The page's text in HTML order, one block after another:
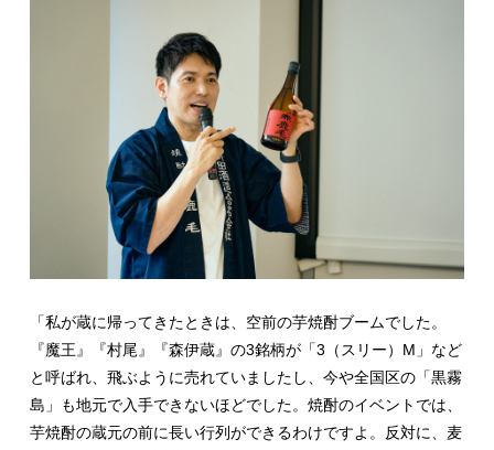
「私が蔵に帰ってきたときは、空前の芋焼酎ブームでした。
『魔王』『村尾』『森伊蔵』の3銘柄が「3（スリー）М」など
と呼ばれ、飛ぶように売れていましたし、今や全国区の「黒霧
島」も地元で入手できないほどでした。焼酎のイベントでは、
芋焼酎の蔵元の前に長い行列ができるわけですよ。反対に、麦